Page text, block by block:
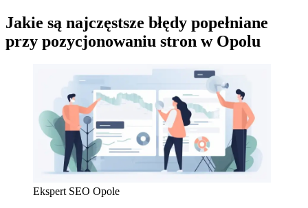
Jakie są najczęstsze błędy popełniane
przy pozycjonowaniu stron w Opolu
Ekspert SEO Opole